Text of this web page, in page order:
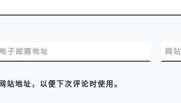
电子邮箱地址 网
站地址，以便下次评论时使用。